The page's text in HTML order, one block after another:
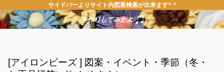
サイドバーよりサイト内図案検索が出来ます^ ^
[アイロンビーズ ] 図案・イベント・季節（冬・